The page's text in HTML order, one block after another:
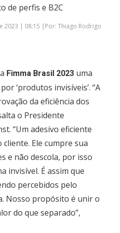
de perfis e B2C
2023 | 08:15 |Por: Thiago Rodrigo
Fimma Brasil 2023 uma
‘produtos invisíveis’. “A
da eficiência dos
o Presidente
“Um adesivo eficiente
Ele cumpre sua
e não descola, por isso
invisível. É assim que
percebidos pelo
Nosso propósito é unir o
do que separado”,